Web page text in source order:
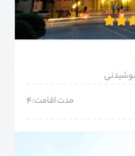
مدت اقامت:4